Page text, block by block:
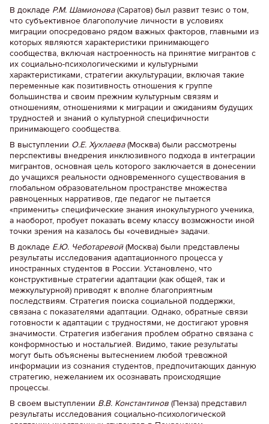
В докладе Р.М. Шамионова(Саратов) был развит тезис о том,
что субъективное благополучие личности в условиях
миграции опосредовано рядом важных факторов, главными из
которых являются характеристики принимающего
сообщества, включая настроенность на принятие мигрантов с
их социально-психологическими и культурными
характеристиками, стратегии аккультурации, включая такие
переменные как позитивность отношения к группе
большинства и своим прежним культурным связям и
отношениям, отношениями к миграции и ожиданиям будущих
трудностей и знаний о культурной специфичности
принимающего сообщества.
В выступлении О.Е. Хухлаева(Москва) были рассмотрены
перспективы внедрения инклюзивного подхода в интеграции
мигрантов, основная цель которого заключается в донесении
до учащихся реальности одновременного существования в
глобальном образовательном пространстве множества
равноценных нарративов, где педагог не пытается
«применить» специфические знания инокультурного ученика,
а наоборот, пробует показать всему классу возможности иной
точки зрения на казалось бы «очевидные» задачи.
В докладе Е.Ю. Чеботаревой(Москва) были представлены
результаты исследования адаптационного процесса у
иностранных студентов в России. Установлено, что
конструктивные стратегии адаптации (как общей, так и
межкультурной) приводят к вполне благоприятным
последствиям. Стратегия поиска социальной поддержки,
связана с показателями адаптации. Однако, обратные связи
готовности к адаптации с трудностями, не достигают уровня
значимости. Стратегия избегания проблем обратно связана с
конформностью и ностальгией. Видимо, такие результаты
могут быть объяснены вытеснением любой тревожной
информации из сознания студентов, предпочитающих данную
стратегию, нежеланием их осознавать происходящие
процессы.
В своем выступлении В.В. Константинов (Пенза) представил
результаты исследования социально-психологической